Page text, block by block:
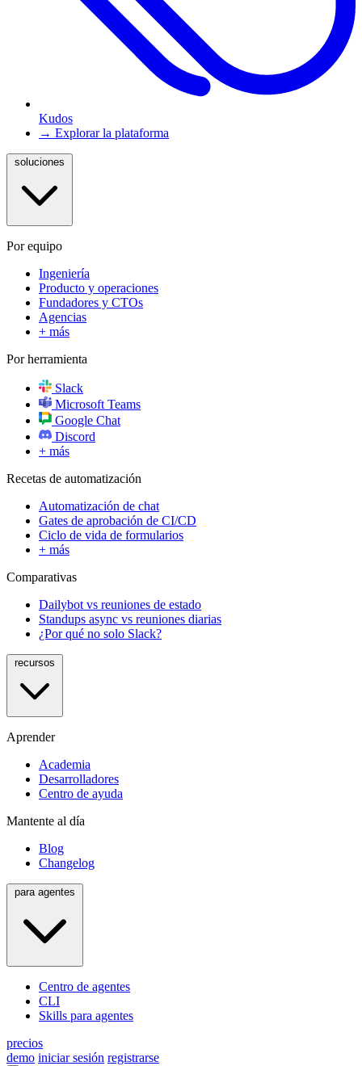
Kudos
→ Explorar la plataforma
Por equipo
Ingeniería
Producto y operaciones
Fundadores y CTOs
Agencias
+ más
Por herramienta
Slack
Microsoft Teams
Google Chat
Discord
+ más
Recetas de automatización
Automatización de chat
Gates de aprobación de CI/CD
Ciclo de vida de formularios
+ más
Comparativas
Dailybot vs reuniones de estado
Standups async vs reuniones diarias
¿Por qué no solo Slack?
Aprender
Academia
Desarrolladores
Centro de ayuda
Mantente al día
Blog
Changelog
Centro de agentes
CLI
Skills para agentes
precios
demo iniciar sesión registrarse